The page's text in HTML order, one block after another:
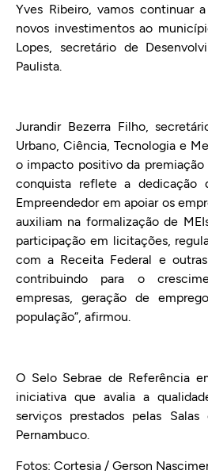
Yves Ribeiro, vamos continuar
novos investimentos ao
Lopes, secretário de
Paulista.
Jurandir Bezerra Filho,
Urbano, Ciência, Tecnologia e
o impacto positivo da premiação
conquista reflete a dedicação
Empreendedor em apoiar os
auxiliam na formalização de
participação em licitações,
com a Receita Federal e outras
contribuindo para o
empresas, geração de
população”, afirmou.
O Selo Sebrae de Referência
iniciativa que avalia a
serviços prestados pelas
Pernambuco.
Fotos: Cortesia / Gerson